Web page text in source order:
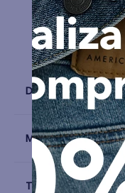
Detalles
Materiales y Cuidado
Talla y Fit